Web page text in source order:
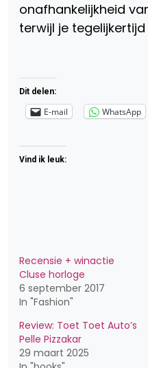
onafhankelijkheid
terwijl je
Dit delen:
E-mail WhatsApp
Vind ik leuk:
Recensie + winactie
Cluse horloge
6 september 2017
In "Fashion"
Review: Toet Toet Auto’s
Pelle Pizzakar
29 maart 2025